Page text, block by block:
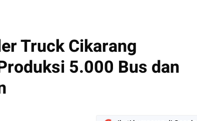
Truck Cikarang
5.000 Bus dan